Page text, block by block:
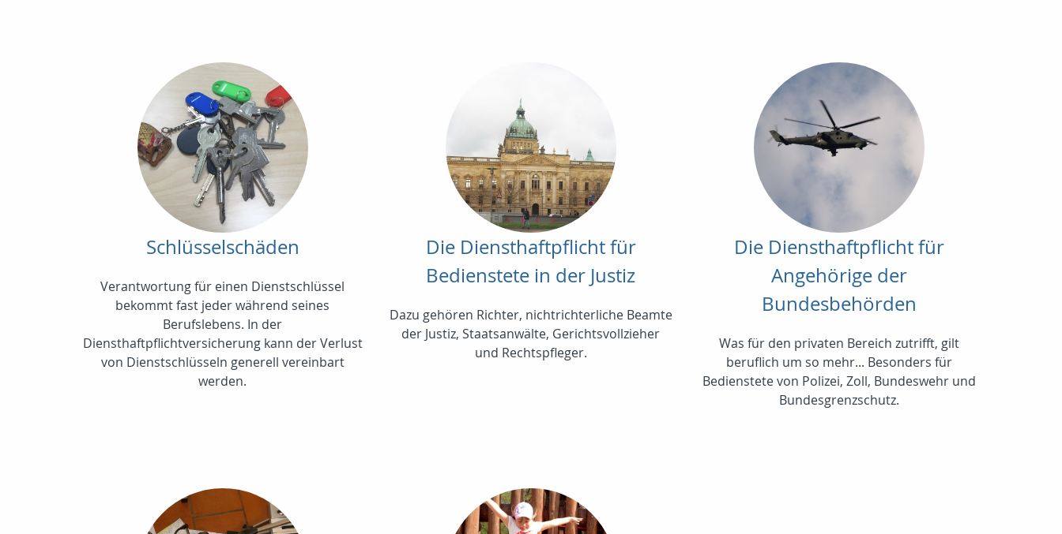
Schlüsselschäden
Verantwortung für einen Dienstschlüssel
bekommt fast jeder während seines
Berufslebens. In der
Diensthaftpflichtversicherung kann der Verlust
von Dienstschlüsseln generell vereinbart
werden.
Die Diensthaftpflicht für
Bedienstete in der Justiz
Dazu gehören Richter, nichtrichterliche Beamte
der Justiz, Staatsanwälte, Gerichtsvollzieher
und Rechtspfleger.
Die Diensthaftpflicht für
Angehörige der
Bundesbehörden
Was für den privaten Bereich zutrifft, gilt
beruflich um so mehr... Besonders für
Bedienstete von Polizei, Zoll, Bundeswehr und
Bundesgrenzschutz.